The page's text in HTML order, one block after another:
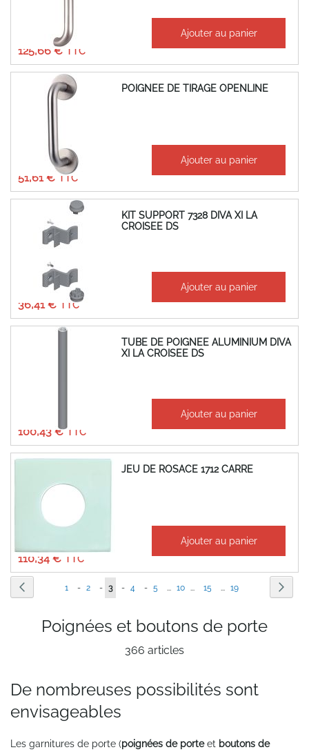
366 articles
Poignées et boutons de porte
125,66 €
104,72 € Ajouter au panier
POIGNEE DE TIRAGE OPENLINE
À partir de
51,61 €
43,01 € Ajouter au panier
KIT SUPPORT 7328 DIVA XI LA
CROISEE DS
À partir de
36,41 €
30,34 € Ajouter au panier
TUBE DE POIGNEE ALUMINIUM DIVA
XI LA CROISEE DS
100,43 €
Ajouter au panier
JEU DE ROSACE 1712 CARRE
110,34 €
Ajouter au panier
PrécédentPage
1 - Page
2 - Vous
actuellement
3 - Page
4 - Page
5 ... 10 ... 15 ... Page
19
De nombreuses possibilités sont
envisageables
Les garnitures de porte (poignées de porteet boutons de